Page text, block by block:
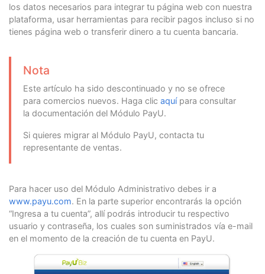
los datos necesarios para integrar tu página web con nuestra
plataforma, usar herramientas para recibir pagos incluso si no
tienes página web o transferir dinero a tu cuenta bancaria.
Nota
Este artículo ha sido descontinuado y no se ofrece
para comercios nuevos. Haga clic aquípara consultar
la documentación del Módulo PayU.
Si quieres migrar al Módulo PayU, contacta tu
representante de ventas.
Para hacer uso del Módulo Administrativo debes ir a
www.payu.com. En la parte superior encontrarás la opción
“Ingresa a tu cuenta”, allí podrás introducir tu respectivo
usuario y contraseña, los cuales son suministrados vía e-mail
en el momento de la creación de tu cuenta en PayU.